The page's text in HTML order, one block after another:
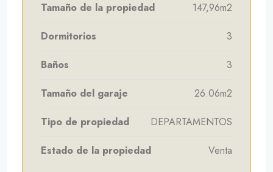
Tamaño de la propiedad 147,96m2
Dormitorios 3
Baños 3
Tamaño del garaje 26.06m2
Tipo de propiedad DEPARTAMENTOS
Estado de la propiedad Venta